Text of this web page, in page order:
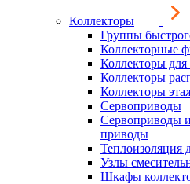
Коллекторы
Группы
Коллекторные
Коллекторы для
Коллекторы
Коллекторы
Сервоприводы
Сервоприводы
приводы
Теплоизоляция
Узлы
Шкафы